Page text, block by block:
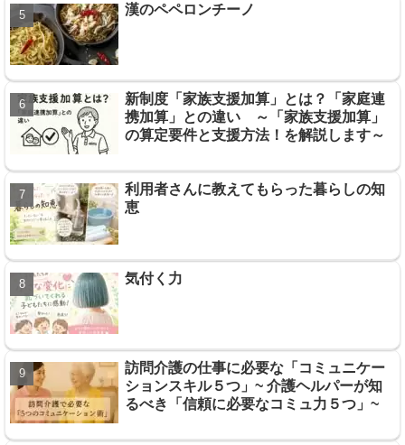
漢のペペロンチーノ
新制度「家族支援加算」とは？「家庭連
携加算」との違い ～「家族支援加算」
の算定要件と支援方法！を解説します～
利用者さんに教えてもらった暮らしの知
恵
気付く力
訪問介護の仕事に必要な「コミュニケー
ションスキル５つ」~ 介護ヘルパーが知
るべき「信頼に必要なコミュ力５つ」~